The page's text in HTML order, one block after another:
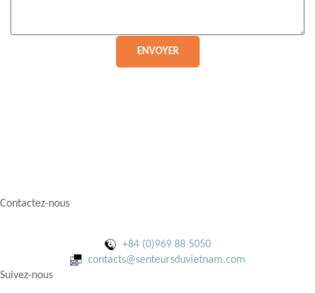
ENVOYER
Contactez-nous
+84 (0)969 88 5050
contacts@senteursduvietnam.com
Suivez-nous